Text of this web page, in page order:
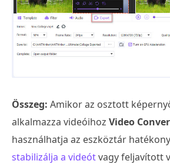
Összeg: Amikor az osztott
alkalmazza videóihoz Video
használhatja az eszköztár
stabilizálja a videótvagy feljavított